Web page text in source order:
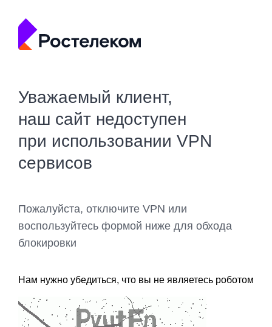
Уважаемый клиент,
наш сайт недоступен
при использовании VPN
сервисов
Пожалуйста, отключите VPN или
воспользуйтесь формой ниже для обхода
блокировки
Нам нужно убедиться, что вы не являетесь роботом